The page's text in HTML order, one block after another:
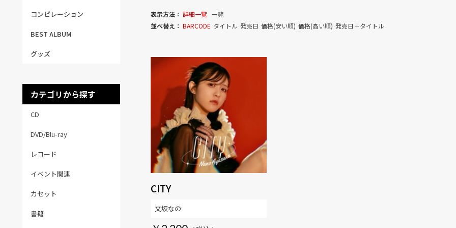
コンピレーション
BEST ALBUM
グッズ
カテゴリから探す
CD
DVD/Blu-ray
レコード
イベント関連
カセット
書籍
表示方法： 詳細一覧 一覧
並べ替え： BARCODE タイトル 発売日 価格(安い順) 価格(高い順) 発売日＋タイトル
CITY
文坂なの